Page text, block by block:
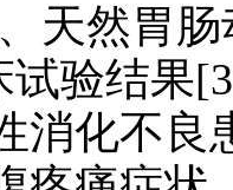
、 天然胃
试验结果
消化不良